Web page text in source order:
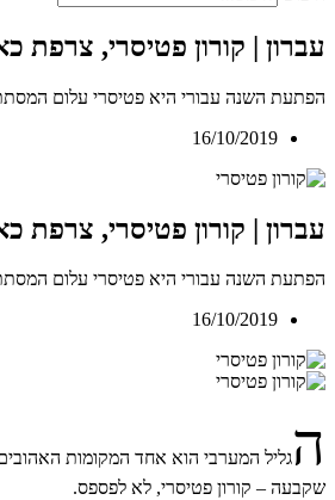
עברון | קורון פטיסרי, צרפת
הפתעת השנה עבורי היא פטיסרי עלום
16/10/2019
עברון | קורון פטיסרי, צרפת
הפתעת השנה עבורי היא פטיסרי עלום
16/10/2019
הגליל המערבי הוא אחד המקומות
שקבעה – קורון פטיסרי, לא לפספס.